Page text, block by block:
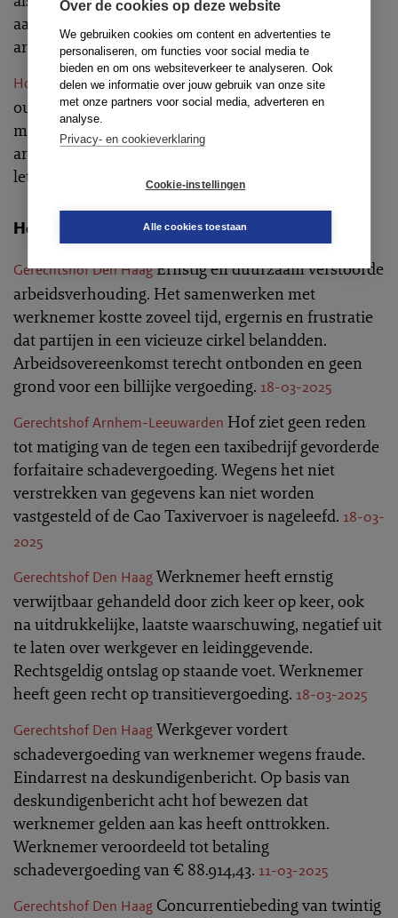
Over de cookies op deze website
We gebruiken cookies om content en advertenties te
personaliseren, om functies voor social media te
bieden en om ons websiteverkeer te analyseren. Ook
delen we informatie over jouw gebruik van onze site
met onze partners voor social media, adverteren en
analyse.
Privacy- en cookieverklaring
Cookie-instellingen
Alle cookies toestaan
aangemerkt als arbeidsovereenkomst. Reikwijdte
artikel 7:615 (oud) BW.28-03-2025
Hoge RaadWerkgever niet aansprakelijk voor burn-
out werkneemster na stevige zakelijke
meningsverschillen in de rapportagelijn. Uitleg
arbeidsrechtelijke omkeringsregel bij psychisch
letsel.
Hof
Gerechtshof Den HaagErnstig en duurzaam verstoorde
arbeidsverhouding. Het samenwerken met
werknemer kostte zoveel tijd, ergernis en frustratie
dat partijen in een vicieuze cirkel belandden.
Arbeidsovereenkomst terecht ontbonden en geen
grond voor een billijke vergoeding. 18-03-2025
Gerechtshof Arnhem-Leeuwarden Hof ziet geen reden
tot matiging van de tegen een taxibedrijf gevorderde
forfaitaire schadevergoeding. Wegens het niet
verstrekken van gegevens kan niet worden
vastgesteld of de Cao Taxivervoer is nageleefd. 18-03-
2025
Gerechtshof Den HaagWerknemer heeft ernstig
verwijtbaar gehandeld door zich keer op keer, ook
na uitdrukkelijke, laatste waarschuwing, negatief uit
te laten over werkgever en leidinggevende.
Rechtsgeldig ontslag op staande voet. Werknemer
heeft geen recht op transitievergoeding. 18-03-2025
Gerechtshof Den HaagWerkgever vordert
schadevergoeding van werknemer wegens fraude.
Eindarrest na deskundigenbericht. Op basis van
deskundigenbericht acht hof bewezen dat
werknemer gelden aan kas heeft onttrokken.
Werknemer veroordeeld tot betaling
schadevergoeding van € 88.914,43. 11-03-2025
Gerechtshof Den Haag Concurrentiebeding van twintig